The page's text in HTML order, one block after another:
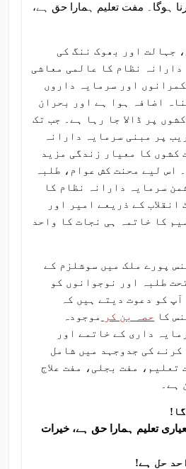
ہوگا۔ مفت تعلیم ہمارا حق ہے،
جہالت اور بھوک ننگ کی
دارانہ نظام کا عالمی معاشی
اور سرمایہ داروں
اضافہ ہوا ہے اور بحران
پر ڈالا جا رہا ہے۔ جب تک
پر مبنی سرمایہ دارانہ
کشوں کا معیار زندگی مزید
اس لیے محنت کش عوام، طلبہ
سرمایہ دارانہ نظام کا
کے ذریعے امیر اور
کا خاتمہ ہی نجات کا واحد
پورے ملک میں سوشلزم کے
طلبہ اور نوجوانوں کو
کو دعوت دیتے ہیں کہ
کا حصہ بن کر
موجودہ
داری کے خاتمے اور
کرنے کی جدوجہد میں شامل
تعلیم، مفت بجلی، مفت علاج
ہے۔
تعلیم ہمارا حق ہے، خیرات
حل ہے!